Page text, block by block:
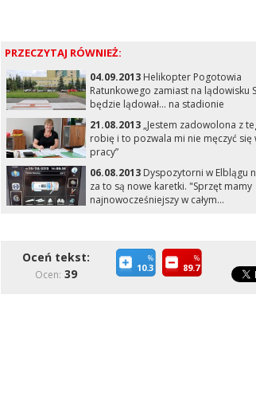
PRZECZYTAJ RÓWNIEŻ:
04.09.2013Helikopter Pogotowia
Ratunkowego zamiast na lądowisku
będzie lądował... na stadionie
21.08.2013„Jestem zadowolona z
robię i to pozwala mi nie męczyć się
pracy”
06.08.2013Dyspozytorni w Elblągu
za to są nowe karetki. "Sprzęt mamy
najnowocześniejszy w całym...
Oceń tekst:
Ocen: 39
%
10.3
%
89.7